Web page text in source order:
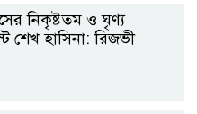
নিকৃষ্টতম ও ঘৃণ্য
শেখ হাসিনা: রিজভী